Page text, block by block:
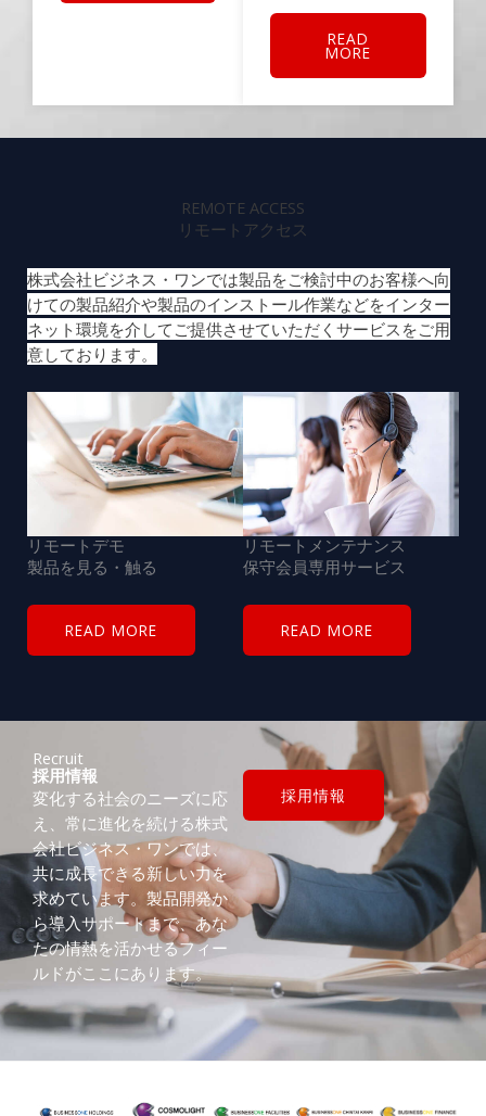
READ
MORE
REMOTE ACCESS
リモートアクセス
株式会社ビジネス・ワンでは製品をご検討中のお客様へ向
けての製品紹介や製品のインストール作業などをインター
ネット環境を介してご提供させていただくサービスをご用
意しております。
リモートデモ
製品を 見る ・ 触る
READ MORE
リモートメンテナンス
保守会員専用サービス
READ MORE
Recruit
採用情報
変化する社会のニーズに応
え、常に進化を続ける株式
会社ビジネス・ワンでは、
共に成長できる新しい力を
求めています。製品開発か
ら導入サポートまで、あな
たの情熱を活かせるフィー
ルドがここにあります。
採用情報